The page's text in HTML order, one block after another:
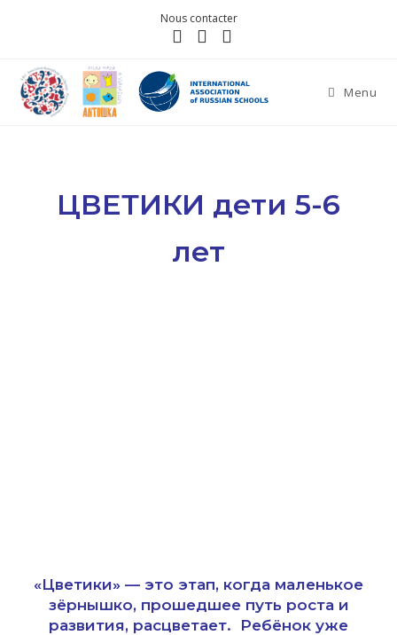
Nous contacter
Menu
ЦВЕТИКИ дети 5-6
лет
«Цветики» — это этап, когда маленькое
зёрнышко, прошедшее путь роста и
развития, расцветает. Ребёнок уже